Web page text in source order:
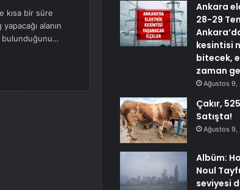
kısa bir süre
alanın
bulunduğunu…
Ankara
28-29
kesintisi
bitecek,
zaman
Ağustos 9,
Çakır,
Satışta!
Ağustos 9,
Albüm:
Noul
seviyesi